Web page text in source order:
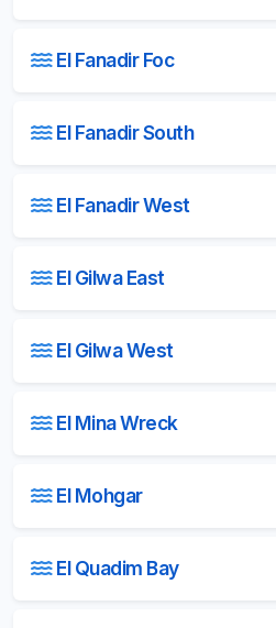
El Fanadir Foc
El Fanadir South
El Fanadir West
El Gilwa East
El Gilwa West
El Mina Wreck
El Mohgar
El Quadim Bay